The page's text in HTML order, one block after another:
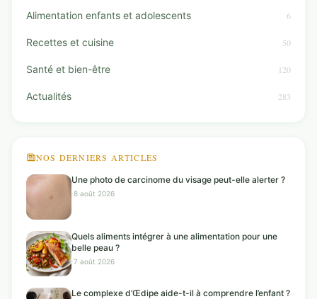
Alimentation enfants et adolescents 6
Recettes et cuisine 50
Santé et bien-être 120
Actualités 283
NOS DERNIERS ARTICLES
Une photo de carcinome du visage peut-elle alerter ?
·8 août 2026
Quels aliments intégrer à une alimentation pour une
belle peau ?
·7 août 2026
Le complexe d’Œdipe aide-t-il à comprendre l’enfant ?